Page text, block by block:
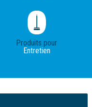
Produits pour
Entretien